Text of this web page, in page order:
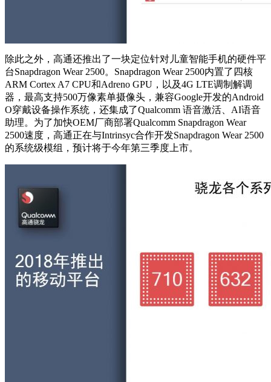
除此之外，高通还推出了一块定位针对儿童智能手机的硬件平
台Snapdragon Wear 2500。Snapdragon Wear 2500内置了四核
ARM Cortex A7 CPU和Adreno GPU，以及4G LTE调制解调
器，最高支持500万像素单摄像头，兼容Google开发的Android
O穿戴设备操作系统，还集成了Qualcomm 语音激活、AI语音
助理。为了加快OEM厂商部署Qualcomm Snapdragon Wear
2500速度，高通正在与Intrinsyc合作开发Snapdragon Wear 2500
的系统级模组，预计将于今年第三季度上市。